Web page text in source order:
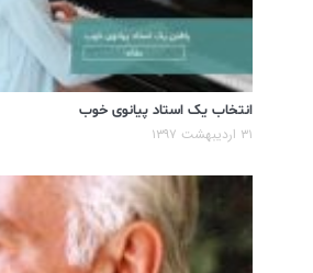
انتخاب یک استاد پیانوی خوب
۳۱ اردیبهشت ۱۳۹۷